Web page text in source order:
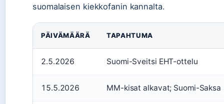
suomalaisen kiekkofanin kannalta.
PÄIVÄMÄÄRÄ TAPAHTUMA
2.5.2026 Suomi-Sveitsi EHT-ottelu
15.5.2026 MM-kisat alkavat; Suomi-Saksa